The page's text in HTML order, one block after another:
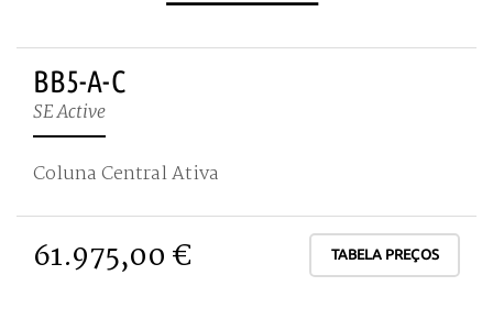
BB5-A-C
SE Active
Coluna Central Ativa
61.975,00 € TABELA PREÇOS